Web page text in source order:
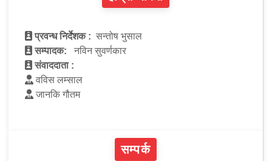
प्रवन्ध निर्देशक : सन्तोष भुसाल
सम्पादक:
नविन सुवर्णकार
संवाददाता :
वविस लम्साल
जानकि गौतम
सम्पर्क